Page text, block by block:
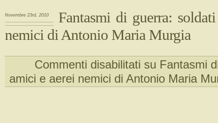
Novembre 23rd, 2010
Fantasmi di guerra:
nemici di Antonio Maria Murgia
Commenti disabilitati su Fantasmi
amici e aerei nemici di Antonio Maria